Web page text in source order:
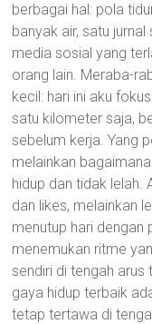
berbagai hal: pola
banyak air, satu
media sosial yang
orang lain. Meraba-
kecil: hari ini aku
satu kilometer saja,
sebelum kerja. Yang
melainkan
hidup dan tidak lelah.
dan likes, melainkan
menutup hari dengan
menemukan ritme
sendiri di tengah arus
gaya hidup terbaik
tetap tertawa di